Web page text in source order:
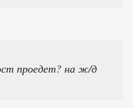
проедет? на ж/д